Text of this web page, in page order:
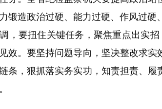
锻造政治过硬、能力过硬、作风过硬
要扭住关键任务，聚焦重点出实招
效。要坚持问题导向，坚决整改求实
条，狠抓落实务实功，知责担责、履